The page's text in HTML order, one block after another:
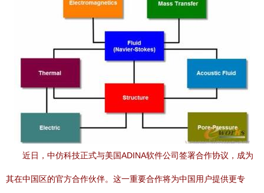
近日，中仿科技正式与美国ADINA软件公司签署合作协议，成为
其在中国区的官方合作伙伴。这一重要合作将为中国用户提供更专